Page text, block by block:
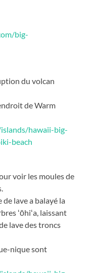
big-
du volcan
de Warm
hawaii-big-
beach
voir les moules de
de lave a balayé la
ʻōhiʻa, laissant
lave des troncs
nique sont